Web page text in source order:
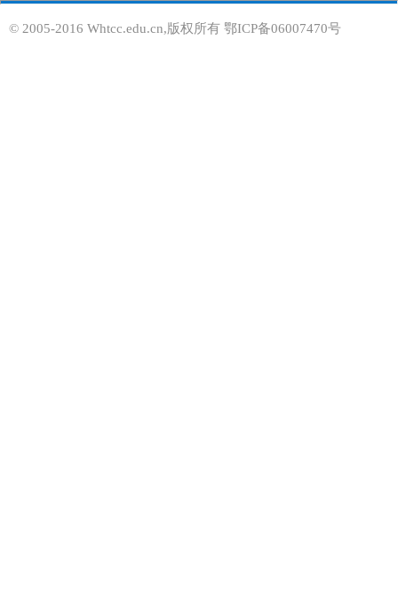
© 2005-2016 Whtcc.edu.cn,版权所有 鄂ICP备06007470号